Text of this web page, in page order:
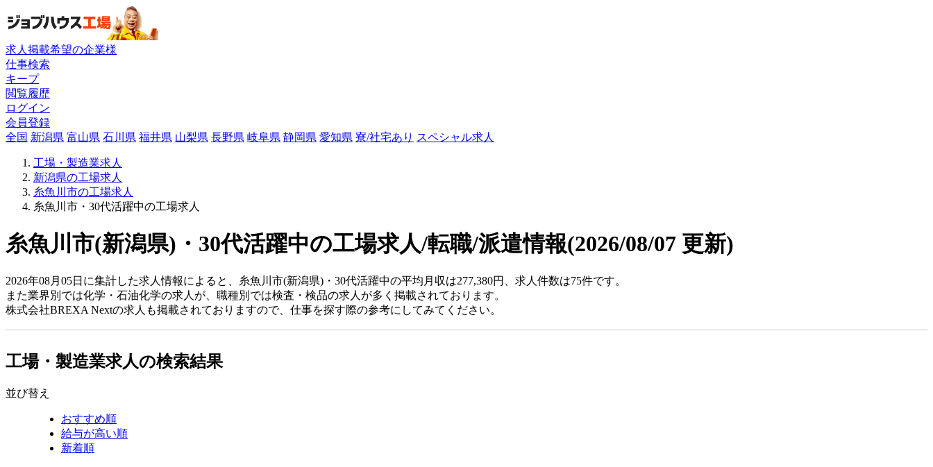
求人掲載希望の企業様
仕事検索
キープ
閲覧履歴
ログイン
会員登録
全国 新潟県 富山県 石川県 福井県 山梨県 長野県 岐阜県 静岡県 愛知県 寮/社宅あり スペシャル求人
工場・製造業求人
新潟県の工場求人
糸魚川市の工場求人
糸魚川市・30代活躍中の工場求人
糸魚川市(新潟県)・30代活躍中の工場求人/転職/派遣情報(2026/08/07 更新)
2026年08月05日に集計した求人情報によると、糸魚川市(新潟県)・30代活躍中の平均月収は277,380円、求人件数は75件です。
また業界別では化学・石油化学の求人が、職種別では検査・検品の求人が多く掲載されております。
株式会社BREXA Nextの求人も掲載されておりますので、仕事を探す際の参考にしてみてください。
工場・製造業求人の検索結果
並び替え
おすすめ順
給与が高い順
新着順